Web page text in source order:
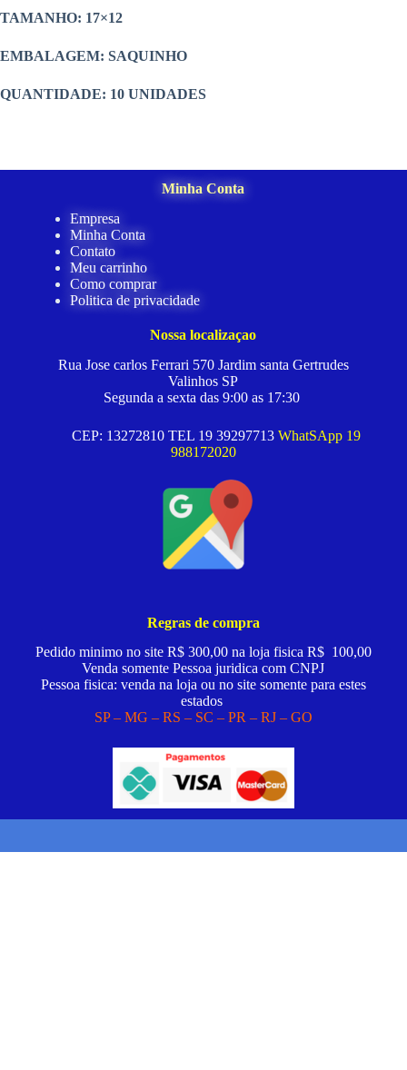
TAMANHO: 17×12
EMBALAGEM: SAQUINHO
QUANTIDADE: 10 UNIDADES
Minha Conta
Empresa
Minha Conta
Contato
Meu carrinho
Como comprar
Politica de privacidade
Nossa localizaçao
Rua Jose carlos Ferrari 570 Jardim santa Gertrudes
Valinhos SP
Segunda a sexta das 9:00 as 17:30
CEP: 13272810 TEL 19 39297713 WhatSApp 19
988172020
Regras de compra
Pedido minimo no site R$ 300,00 na loja fisica R$ 100,00
Venda somente Pessoa juridica com CNPJ
Pessoa fisica: venda na loja ou no site somente para estes
estados
SP – MG – RS – SC – PR – RJ – GO